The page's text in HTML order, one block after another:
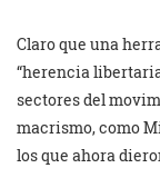
Claro que una
“herencia
sectores del
macrismo, como
los que ahora